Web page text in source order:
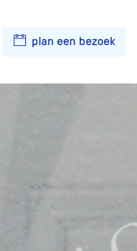
plan een bezoek